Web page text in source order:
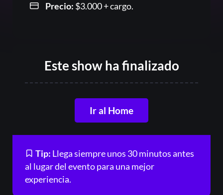
Precio: $3.000+ cargo.
Este show ha finalizado
Ir al Home
Tip: Llega siempre unos 30 minutos antes
al lugar del evento para una mejor
experiencia.
Acceder